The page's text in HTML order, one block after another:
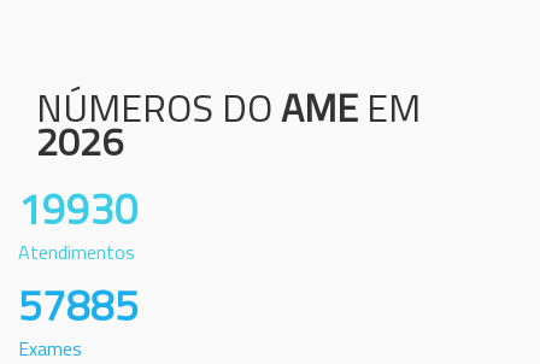
NÚMEROS DOAME EM
2026
19930
Atendimentos
57885
Exames